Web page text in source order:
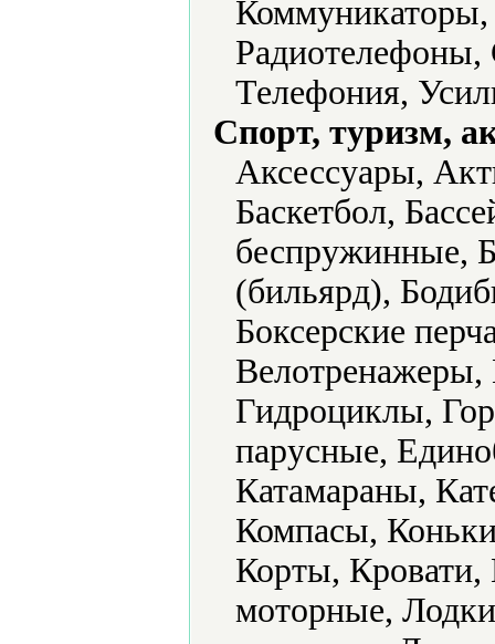
Коммуникаторы,
Телефония,
Спорт, туризм,
Аксессуары,
Баскетбол,
беспружинные,
(бильярд),
Боксерские
Гидроциклы,
парусные,
Катамараны,
Компасы,
Корты,
моторные,